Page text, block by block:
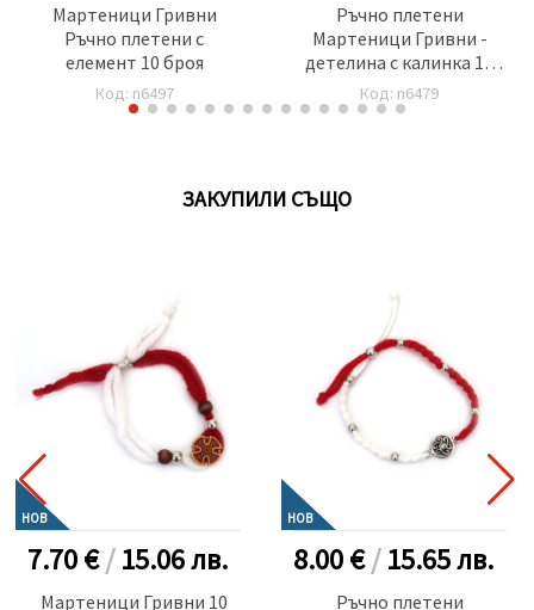
Мартеници Гривни
Ръчно плетени с
елемент 10 броя
Код: n6497
Ръчно плетени
Мартеници Гривни -
детелина с калинка 10
броя
Код: n6479
ЗАКУПИЛИ СЪЩО
НОВ
7.70 €/15.06лв.
Мартеници Гривни 10
НОВ
8.00 €/15.65лв.
Ръчно плетени